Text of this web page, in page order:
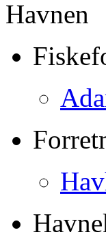
Havnen